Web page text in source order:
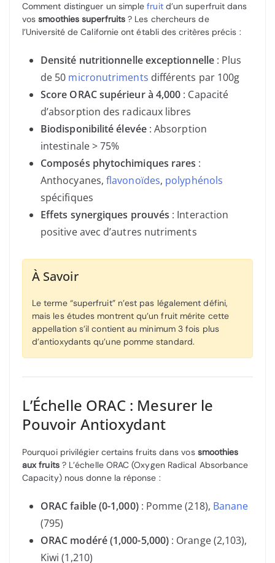
Comment distinguer un simplefruitd’un superfruit dans
vossmoothies superfruits ? Les chercheurs de
l’Université de Californie ont établi des critères précis :
Densité nutritionnelle exceptionnelle: Plus
de 50 micronutriments différents par 100g
Score ORAC supérieur à 4,000 : Capacité
d’absorption des radicaux libres
Biodisponibilité élevée: Absorption
intestinale > 75%
Composés phytochimiques rares :
Anthocyanes,flavonoïdes, polyphénols
spécifiques
Effets synergiques prouvés : Interaction
positive avec d’autres nutriments
À Savoir
Le terme “superfruit” n’est pas légalement défini,
mais les études montrent qu’un fruit mérite cette
appellation s’il contient au minimum 3 fois plus
d’antioxydants qu’une pomme standard.
L’Échelle ORAC : Mesurer le
Pouvoir Antioxydant
Pourquoi privilégier certains fruits dans vos smoothies
aux fruits? L’échelle ORAC (Oxygen Radical Absorbance
Capacity) nous donne la réponse :
ORAC faible (0-1,000): Pomme (218), Banane
(795)
ORAC modéré (1,000-5,000) : Orange (2,103),
Kiwi (1,210)